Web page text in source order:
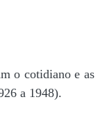
o cotidiano e as
a 1948).